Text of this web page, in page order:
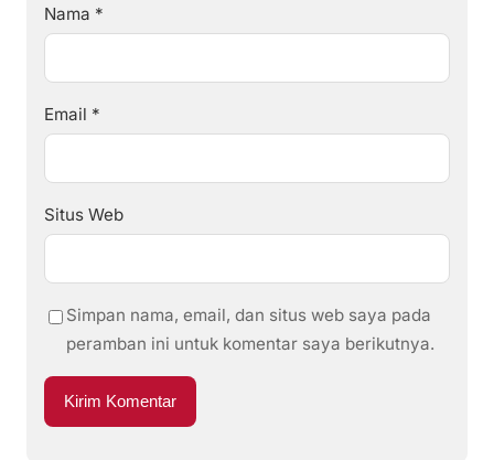
Nama *
Email *
Situs Web
Simpan nama, email, dan situs web saya pada
peramban ini untuk komentar saya berikutnya.